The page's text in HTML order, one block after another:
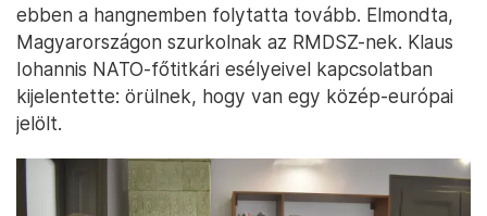
ebben a hangnemben folytatta tovább. Elmondta,
Magyarországon szurkolnak az RMDSZ-nek. Klaus
Iohannis NATO-főtitkári esélyeivel kapcsolatban
kijelentette: örülnek, hogy van egy közép-európai
jelölt.